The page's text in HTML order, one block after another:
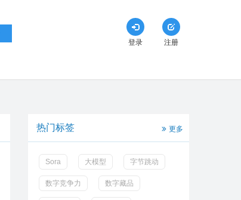
登录 注册
热门标签 更多
Sora 大模型 字节跳动
数字竞争力 数字藏品